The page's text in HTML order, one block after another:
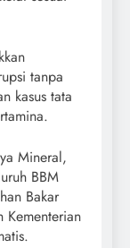
tanpa
kasus tata
Mineral,
BBM
Bakar
Kementerian